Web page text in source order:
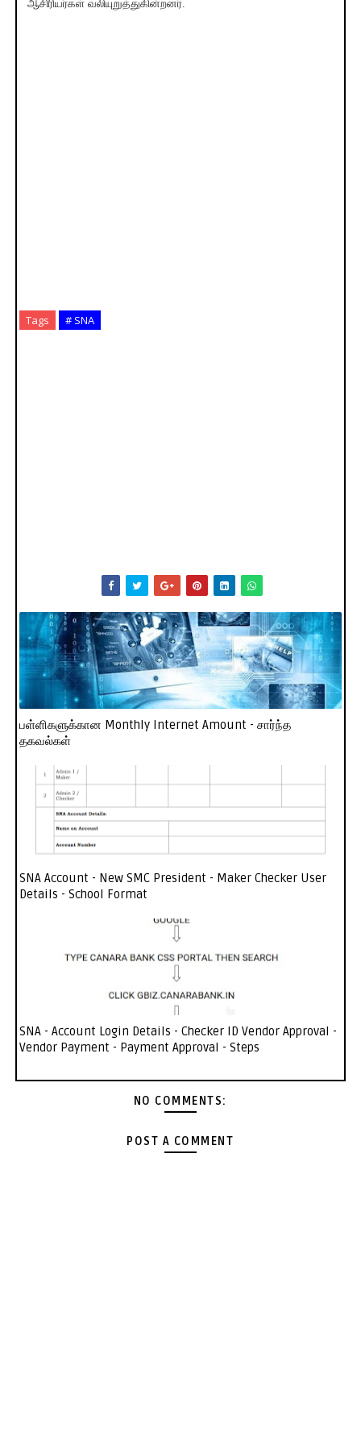
ஆசிரியர்கள் வலியுறுத்துகின்றனர்.
Tags # SNA
பள்ளிகளுக்கான Monthly Internet Amount - சார்ந்த
தகவல்கள்
SNA Account - New SMC President - Maker Checker User
Details - School Format
SNA - Account Login Details - Checker ID Vendor Approval -
Vendor Payment - Payment Approval - Steps
NO COMMENTS:
POST A COMMENT